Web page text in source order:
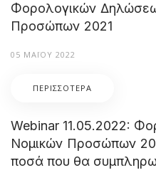
Φορολογικών
Προσώπων 2021
05 ΜΑΪ́ΟΥ 2022
ΠΕΡΙΣΣΌΤΕΡΑ
Webinar 11.05.2022:
Νομικών Προσώπων
ποσά που θα